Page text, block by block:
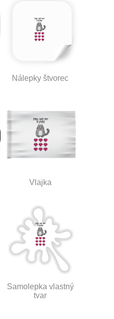
Nálepky štvorec
Vlajka
Samolepka vlastný
tvar